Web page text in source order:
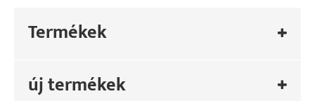
Termékek
új termékek